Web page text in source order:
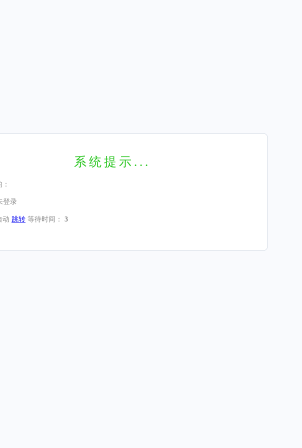
系统提示...
登录
动 跳转 等待时间： 3